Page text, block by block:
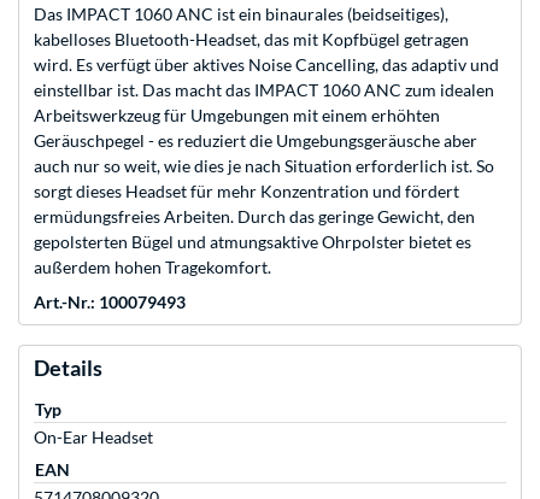
Das IMPACT 1060 ANC ist ein binaurales (beidseitiges),
kabelloses Bluetooth-Headset, das mit Kopfbügel getragen
wird. Es verfügt über aktives Noise Cancelling, das adaptiv und
einstellbar ist. Das macht das IMPACT 1060 ANC zum idealen
Arbeitswerkzeug für Umgebungen mit einem erhöhten
Geräuschpegel - es reduziert die Umgebungsgeräusche aber
auch nur so weit, wie dies je nach Situation erforderlich ist. So
sorgt dieses Headset für mehr Konzentration und fördert
ermüdungsfreies Arbeiten. Durch das geringe Gewicht, den
gepolsterten Bügel und atmungsaktive Ohrpolster bietet es
außerdem hohen Tragekomfort.
Art.-Nr.: 100079493
Details
Typ
On-Ear Headset
EAN